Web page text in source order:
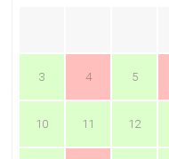
3 4 5
10 11 12